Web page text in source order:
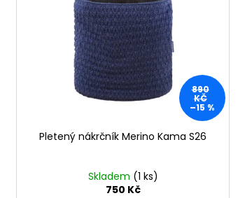
890
KČ
–15 %
Pletený nákrčník Merino Kama S26
Skladem (1 ks)
750 Kč
MAC IN A SAC ORIGIN OCEAN BLUE
1 490 Kč
Původně:1 590 Kč